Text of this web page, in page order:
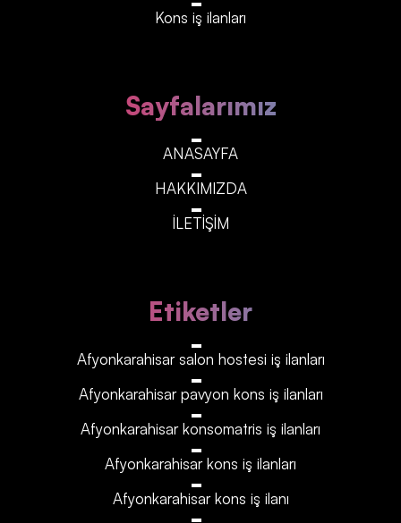
Kons iş ilanları
Sayfalarımız
ANASAYFA
HAKKIMIZDA
İLETİŞİM
Etiketler
Afyonkarahisar‎‎‎‎ salon hostesi iş ilanları
Afyonkarahisar‎‎‎‎ pavyon kons iş ilanları
Afyonkarahisar‎‎‎‎ konsomatris iş ilanları
Afyonkarahisar‎‎‎‎ kons iş ilanları
Afyonkarahisar‎‎‎‎ kons iş ilanı